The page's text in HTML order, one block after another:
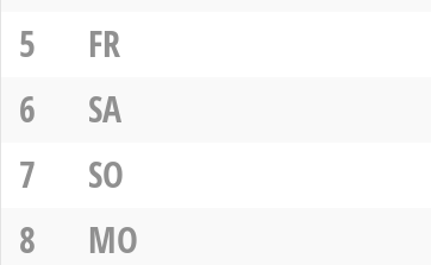
5
FR
6
SA
7
SO
8
MO